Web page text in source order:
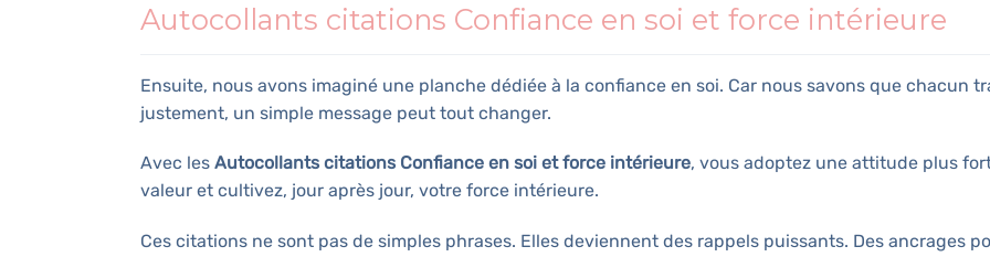
Autocollants citations Confiance en soi et force intérieure
Ensuite, nous avons imaginé une planche dédiée à la confiance en soi. Car nous savons que chacun
justement, un simple message peut tout changer.
Avec les Autocollants citations Confiance en soi et force intérieure, vous adoptez une attitude plus
valeur et cultivez, jour après jour, votre force intérieure.
Ces citations ne sont pas de simples phrases. Elles deviennent des rappels puissants. Des ancrages